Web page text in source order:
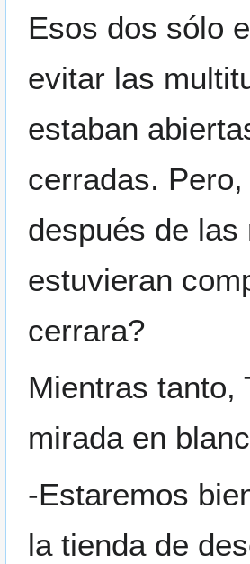
Esos dos sólo
evitar las
estaban
cerradas.
después de
estuvieran
cerrara?
Mientras tanto,
mirada en
-Estaremos
la tienda de